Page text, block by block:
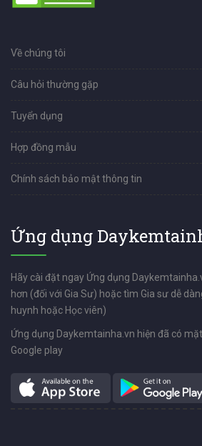
Về chúng tôi
Câu hỏi thường gặp
Tuyển dụng
Hợp đồng mẫu
Chính sách bảo mật thông tin
Ứng dụng
Hãy cài đặt ngay Ứng dụng
hơn (đối với Gia Sư) hoặc tìm Gia sư dễ
huynh hoặc Học viên)
Ứng dụng Daykemtainha.vn hiện đã có
Google play